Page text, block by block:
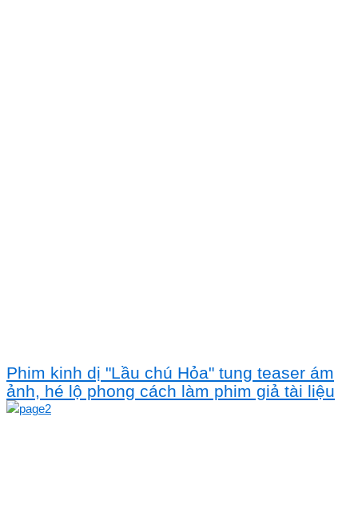
Phim kinh dị "Lầu chú Hỏa" tung teaser ám
ảnh, hé lộ phong cách làm phim giả tài liệu